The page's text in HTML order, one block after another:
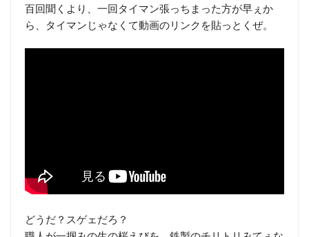
百回聞くより、一回タイマン張っちまった方が早ぇか
ら、タイマンじゃなくて動画のリンクを貼っとくぜ。
どうだ？スゲェだろ？